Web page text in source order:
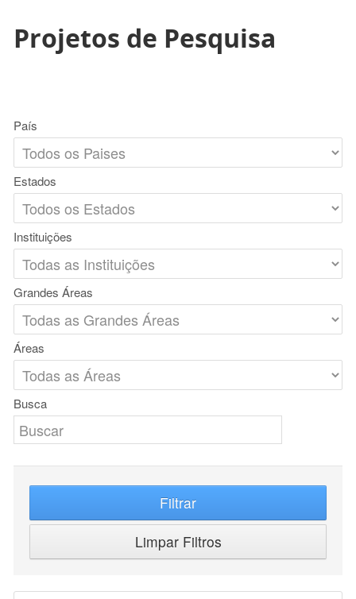
Projetos de Pesquisa
País
Estados
Instituições
Grandes Áreas
Áreas
Busca
Filtrar
Limpar Filtros